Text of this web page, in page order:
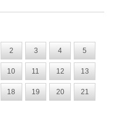
2 3 4 5
10 11 12 13
18 19 20 21